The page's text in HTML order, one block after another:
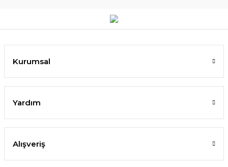
Kurumsal
Yardım
Alışveriş